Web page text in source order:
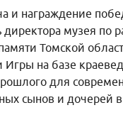
и награждение
музея по
Томской
на базе
для
сынов и дочерей